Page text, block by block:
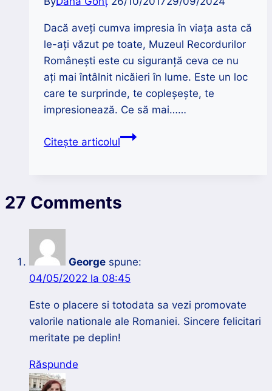
Dacă aveţi cumva impresia în viaţa asta că
le-aţi văzut pe toate, Muzeul Recordurilor
Românești este cu siguranţă ceva ce nu
aţi mai întâlnit nicăieri în lume. Este un loc
care te surprinde, te copleşeşte, te
impresionează. Ce să mai……
Citește articolulMuzeul
Cea
de
tirbușoane
din
lume
27 Comments
George spune:
04/05/2022 la 08:45
Este o placere si totodata sa vezi promovate
valorile nationale ale Romaniei. Sincere felicitari
meritate pe deplin!
Răspunde